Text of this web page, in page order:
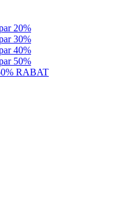
20%
30%
40%
50%
RABAT